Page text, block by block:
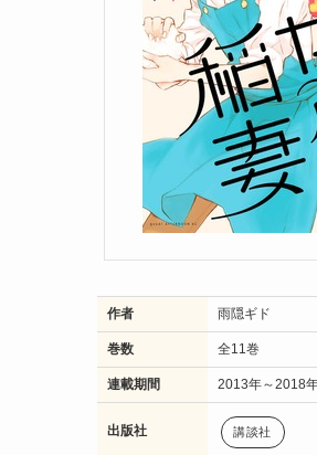
作者 雨隠ギド
巻数 全11巻
連載期間 2013年～2018
出版社 講談社